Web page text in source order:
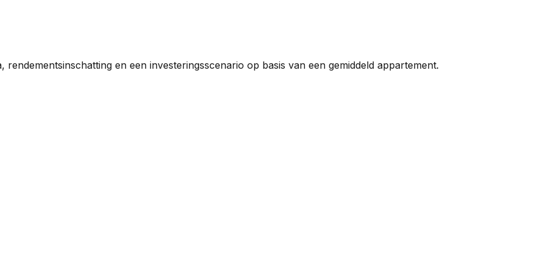
rendementsinschatting en een investeringsscenario op basis van een gemiddeld appartement.